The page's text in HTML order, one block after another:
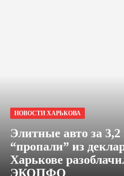
НОВОСТИ ХАРЬКОВА
Элитные авто за
“пропали” из
Харькове
ЭКОПФО